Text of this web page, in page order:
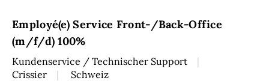
Employé(e) Service Front-/Back-Office
(m/f/d) 100%
Kundenservice / Technischer Support
Crissier
Schweiz